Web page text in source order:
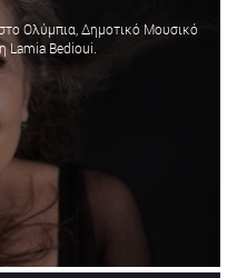
Ολύμπια, Δημοτικό Μουσικό
Lamia Bedioui.